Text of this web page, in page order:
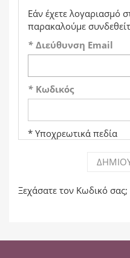
Εάν έχετε λογαριασμό
παρακαλούμε
* Διεύθυνση Email
* Κωδικός
* Υποχρεωτικά πεδία
Ξεχάσατε τον Κωδικό σας;